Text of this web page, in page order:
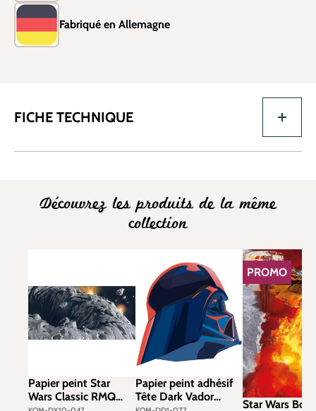
Fabriqué en Allemagne
FICHE TECHNIQUE
Découvrez les produits de la même
collection
Papier peint Star
Wars Classic RMQ
Papier peint adhésif
Tête Dark Vador
RÉDUCTION
PROMO
Star Wars